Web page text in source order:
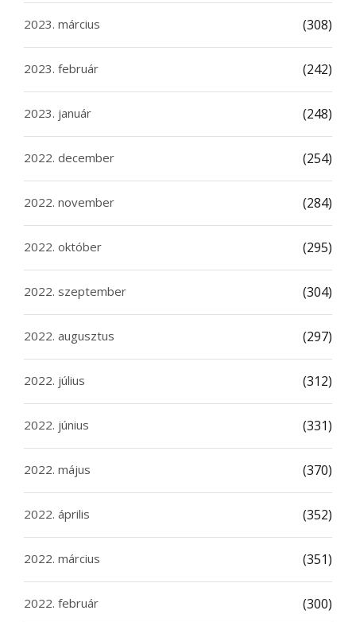
2023. március (308)
2023. február (242)
2023. január (248)
2022. december (254)
2022. november (284)
2022. október (295)
2022. szeptember (304)
2022. augusztus (297)
2022. július (312)
2022. június (331)
2022. május (370)
2022. április (352)
2022. március (351)
2022. február (300)